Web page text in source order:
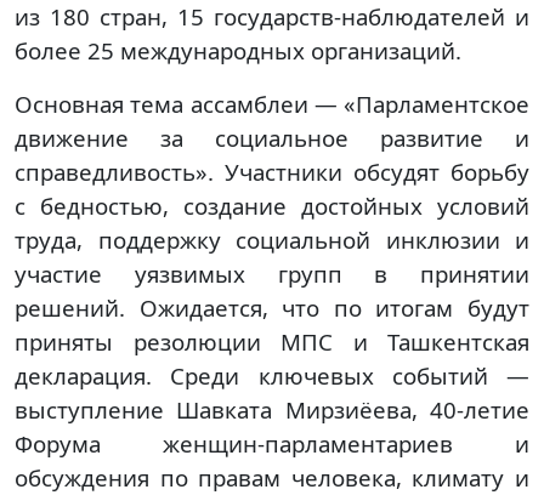
из 180 стран, 15 государств-наблюдателей и
более 25 международных организаций.
Основная тема ассамблеи — «Парламентское
движение за социальное развитие и
справедливость». Участники обсудят борьбу
с бедностью, создание достойных условий
труда, поддержку социальной инклюзии и
участие уязвимых групп в принятии
решений. Ожидается, что по итогам будут
приняты резолюции МПС и Ташкентская
декларация. Среди ключевых событий —
выступление Шавката Мирзиёева, 40-летие
Форума женщин-парламентариев и
обсуждения по правам человека, климату и